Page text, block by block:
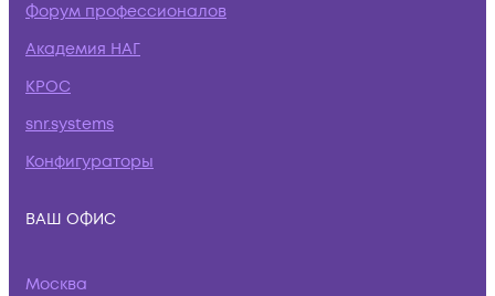
Форум профессионалов
Академия НАГ
КРОС
snr.systems
Конфигураторы
ВАШ ОФИС
Москва